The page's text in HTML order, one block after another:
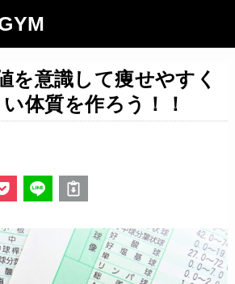
を意識して痩せやすく
体質を作ろう！！